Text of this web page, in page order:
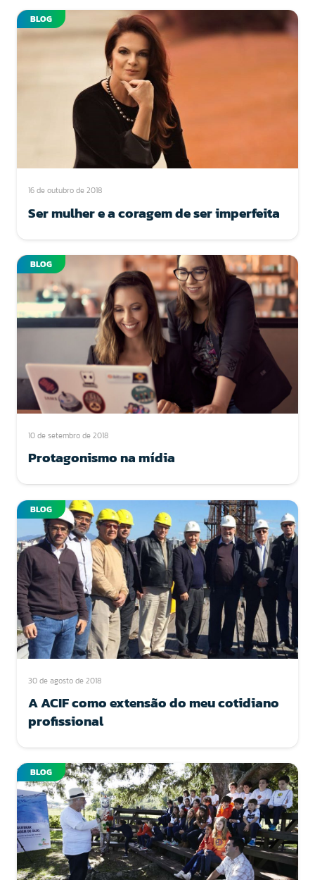
BLOG
16 de outubro de 2018
Ser mulher e a coragem de ser imperfeita
BLOG
10 de setembro de 2018
Protagonismo na mídia
BLOG
30 de agosto de 2018
A ACIF como extensão do meu cotidiano
profissional
BLOG